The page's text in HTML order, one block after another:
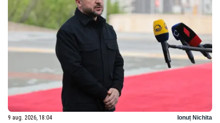
9 aug. 2026, 18:04 Ionuț Nichita